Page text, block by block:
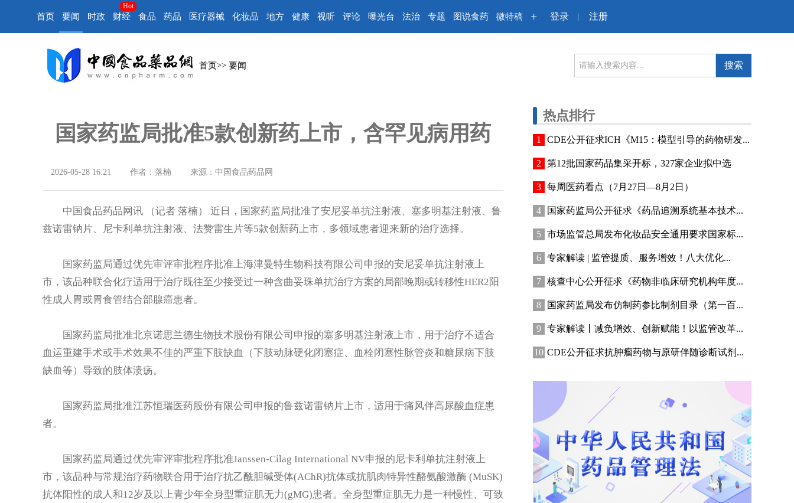
首页 要闻 时政 财经
Hot
食品 药品 医疗器械 化妆品 地方 健康 视听 评论 曝光台 法治 专题 图说食药 微特稿 + 登录 | 注册
首页>> 要闻 搜索
国家药监局批准5款创新药上市，含罕见病用药
2026-05-28 16:21 作者：落楠 来源：中国食品药品网
中国食品药品网讯 （记者 落楠） 近日，国家药监局批准了安尼妥单抗注射液、塞多明基注射液、鲁
兹诺雷钠片、尼卡利单抗注射液、法赞雷生片等5款创新药上市，多领域患者迎来新的治疗选择。
国家药监局通过优先审评审批程序批准上海津曼特生物科技有限公司申报的安尼妥单抗注射液上
市，该品种联合化疗适用于治疗既往至少接受过一种含曲妥珠单抗治疗方案的局部晚期或转移性HER2阳
性成人胃或胃食管结合部腺癌患者。
国家药监局批准北京诺思兰德生物技术股份有限公司申报的塞多明基注射液上市，用于治疗不适合
血运重建手术或手术效果不佳的严重下肢缺血（下肢动脉硬化闭塞症、血栓闭塞性脉管炎和糖尿病下肢
缺血等）导致的肢体溃疡。
国家药监局批准江苏恒瑞医药股份有限公司申报的鲁兹诺雷钠片上市，适用于痛风伴高尿酸血症患
者。
国家药监局通过优先审评审批程序批准Janssen-Cilag International NV申报的尼卡利单抗注射液上
市，该品种与常规治疗药物联合用于治疗抗乙酰胆碱受体(AChR)抗体或抗肌肉特异性酪氨酸激酶 (MuSK)
抗体阳性的成人和12岁及以上青少年全身型重症肌无力(gMG)患者。全身型重症肌无力是一种慢性、可致
热点排行
CDE公开征求ICH《M15：模型引导的药物研发...
第12批国家药品集采开标，327家企业拟中选
每周医药看点（7月27日—8月2日）
国家药监局公开征求《药品追溯系统基本技术...
市场监管总局发布化妆品安全通用要求国家标...
专家解读 | 监管提质、服务增效！八大优化...
核查中心公开征求《药物非临床研究机构年度...
国家药监局发布仿制药参比制剂目录（第一百...
专家解读丨减负增效、创新赋能！以监管改革...
CDE公开征求抗肿瘤药物与原研伴随诊断试剂...